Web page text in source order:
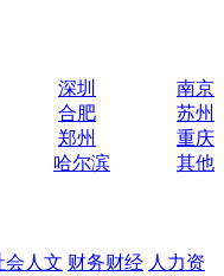
深圳
南京
合肥
苏州
郑州
重庆
哈尔滨
其他
会人文 财务财经 人力资